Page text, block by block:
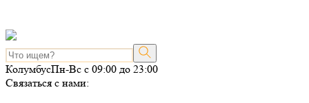
КолумбусПн-Вс с 09:00 до 23:00
Связаться с нами: